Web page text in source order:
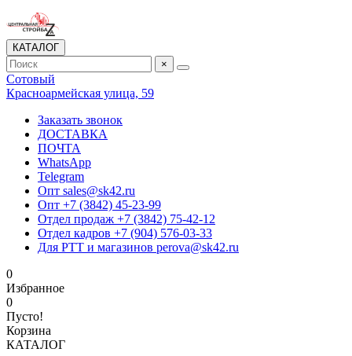
КАТАЛОГ
×
Сотовый
Красноармейская улица, 59
Заказать звонок
ДОСТАВКА
ПОЧТА
WhatsApp
Telegram
Опт sales@sk42.ru
Опт +7 (3842) 45-23-99
Отдел продаж +7 (3842) 75-42-12
Отдел кадров +7 (904) 576-03-33
Для РТТ и магазинов perova@sk42.ru
0
Избранное
0
Пусто!
Корзина
КАТАЛОГ